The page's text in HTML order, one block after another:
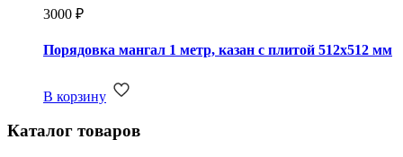
3000 ₽
Порядовка мангал 1 метр, казан с плитой 512х512 мм
В корзину
Каталог товаров